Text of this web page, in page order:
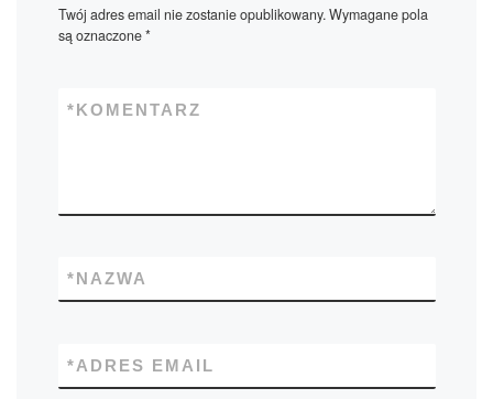
Twój adres email nie zostanie opublikowany.Wymagane pola
są oznaczone*
KOMENTARZ
*
NAZWA
*
ADRES EMAIL
*